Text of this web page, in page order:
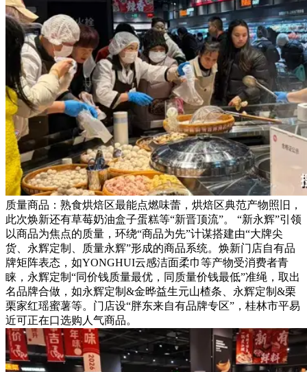
质量商品：熟食烘焙区最能点燃味蕾，烘焙区典范产物照旧，
此次焕新还有草莓奶油盒子蛋糕等“新晋顶流”。 “新永辉”引领
以商品为焦点的质量，环绕“商品为先”计谋搭建由“大牌尖
货、永辉定制、质量永辉”形成的商品系统。焕新门店自有品
牌矩阵表态，如YONGHUI云感洁面柔巾等产物受消费者青
睐，永辉定制“同价钱质量最优，同质量价钱最低”准绳，取出
名品牌合做，如永辉定制&金晔益生元山楂条、永辉定制&栗
栗家红瑶蜜薯等。门店设“胖东来自有品牌专区”，桂林市平易
近可正在口选购人气商品。